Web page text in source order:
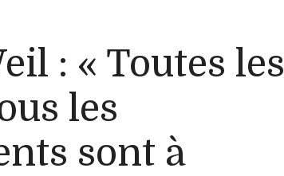
: « Toutes les
les
sont à